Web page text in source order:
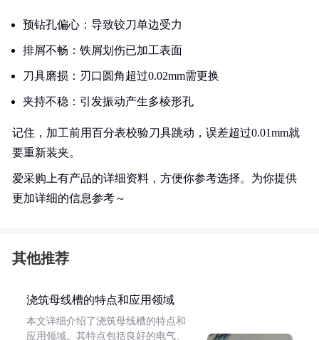
预钻孔偏心：导致铰刀单边受力
排屑不畅：铁屑划伤已加工表面
刀具磨损：刃口圆角超过0.02mm需更换
夹持不稳：引发振动产生多棱形孔
记住，加工前用百分表校验刀具跳动，误差超过0.01mm就
要重新装夹。
爱采购上有产品的详细资料，方便你参考选择。为你提供
更加详细的信息参考～
其他推荐
浇筑母线槽的特点和应用领域
本文详细介绍了浇筑母线槽的特点和
应用领域。其特点包括良好的电气、